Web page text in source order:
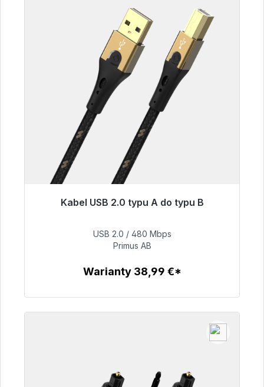
Kabel USB 2.0 typu A do typu B
Gotowy do natychmiastowej wysyłki, czas
76,99 €
USB 2.0 / 480 Mbps
Primus AB
Warianty 38,99 €*